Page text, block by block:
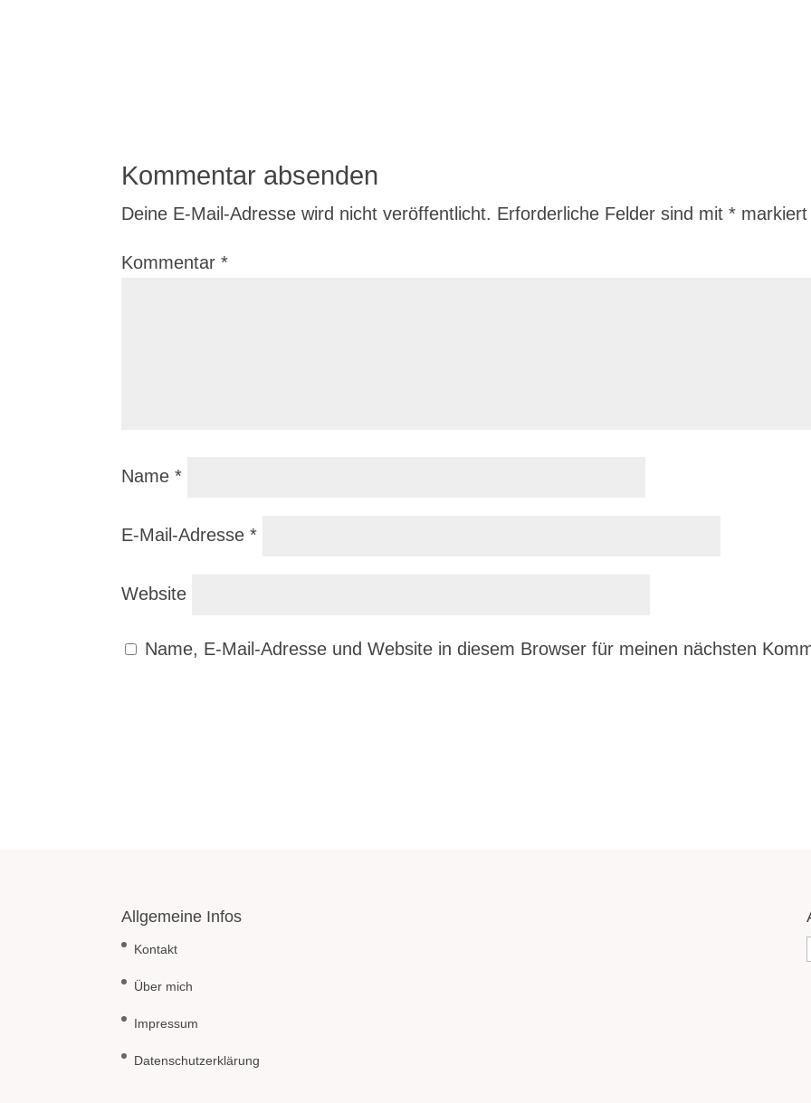
Kommentar absenden
Deine E-Mail-Adresse wird nicht veröffentlicht. Erforderliche Felder sind mit* markiert
Kommentar*
Name*
E-Mail-Adresse*
Website
Name, E-Mail-Adresse und Website in diesem Browser für meinen nächsten
Allgemeine Infos
Kontakt
Über mich
Impressum
Datenschutzerklärung